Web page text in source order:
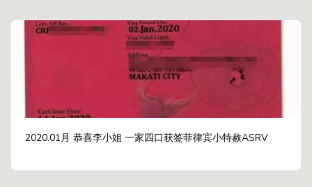
2020.01月 恭喜李小姐 一家四口获签菲律宾小特赦ASRV